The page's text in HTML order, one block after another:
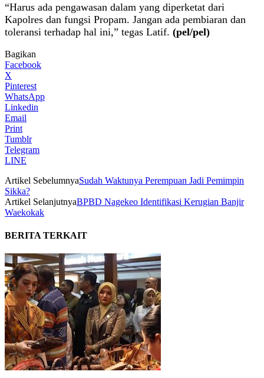
“Harus ada pengawasan dalam yang diperketat dari
Kapolres dan fungsi Propam. Jangan ada pembiaran dan
toleransi terhadap hal ini,” tegas Latif. (pel/pel)
Bagikan
Facebook
X
Pinterest
WhatsApp
Linkedin
Email
Print
Tumblr
Telegram
LINE
Artikel SebelumnyaSudah Waktunya Perempuan Jadi Pemimpin
Sikka?
Artikel SelanjutnyaBPBD Nagekeo Identifikasi Kerugian Banjir
Waekokak
BERITA TERKAIT